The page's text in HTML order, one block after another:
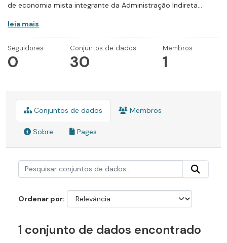
de economia mista integrante da Administração Indireta...
leia mais
Seguidores
0
Conjuntos de dados
30
Membros
1
Conjuntos de dados Membros
Sobre Pages
Ordenar por
1 conjunto de dados encontrado